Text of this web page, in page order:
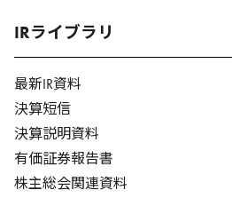
IRライブラリ
最新IR資料
決算短信
決算説明資料
有価証券報告書
株主総会関連資料